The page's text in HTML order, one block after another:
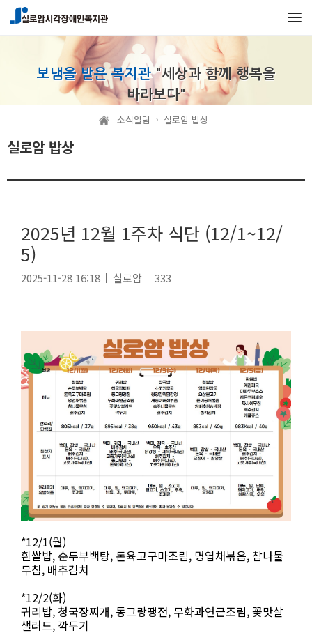
본문 바로가기
메인메뉴 바로가기
보냄을 받은 복지관"세상과 함께 행복을
바라보다"
소식알림 실로암 밥상
실로암 밥상
2025년 12월 1주차 식단 (12/1~12/
5)
2025-11-28 16:18 실로암 333
*12/1(월)
흰쌀밥, 순두부백탕, 돈육고구마조림, 명엽채볶음, 참나물
무침, 배추김치
*12/2(화)
귀리밥, 청국장찌개, 동그랑땡전, 무화과연근조림, 꽃맛살
샐러드, 깍두기